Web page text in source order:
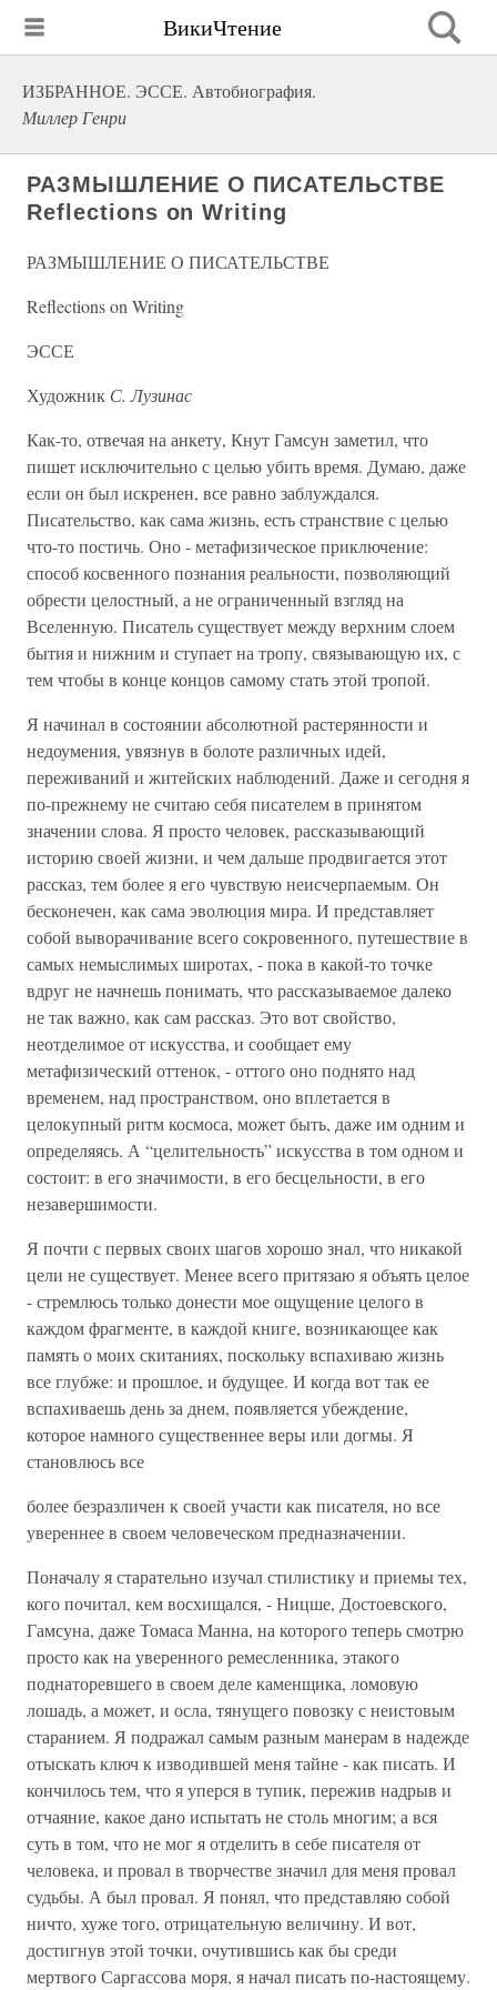
ВикиЧтение
ИЗБРАННОЕ. ЭССЕ. Автобиография.
Миллер Генри
РАЗМЫШЛЕНИЕ О ПИСАТЕЛЬСТВЕ
Reflections on Writing
РАЗМЫШЛЕНИЕ О ПИСАТЕЛЬСТВЕ
Reflections on Writing
ЭССЕ
Художник С. Лузинас
Как-то, отвечая на анкету, Кнут Гамсун заметил, что
пишет исключительно с целью убить время. Думаю, даже
если он был искренен, все равно заблуждался.
Писательство, как сама жизнь, есть странствие с целью
что-то постичь. Оно - метафизическое приключение:
способ косвенного познания реальности, позволяющий
обрести целостный, а не ограниченный взгляд на
Вселенную. Писатель существует между верхним слоем
бытия и нижним и ступает на тропу, связывающую их, с
тем чтобы в конце концов самому стать этой тропой.
Я начинал в состоянии абсолютной растерянности и
недоумения, увязнув в болоте различных идей,
переживаний и житейских наблюдений. Даже и сегодня я
по-прежнему не считаю себя писателем в принятом
значении слова. Я просто человек, рассказывающий
историю своей жизни, и чем дальше продвигается этот
рассказ, тем более я его чувствую неисчерпаемым. Он
бесконечен, как сама эволюция мира. И представляет
собой выворачивание всего сокровенного, путешествие в
самых немыслимых широтах, - пока в какой-то точке
вдруг не начнешь понимать, что рассказываемое далеко
не так важно, как сам рассказ. Это вот свойство,
неотделимое от искусства, и сообщает ему
метафизический оттенок, - оттого оно поднято над
временем, над пространством, оно вплетается в
целокупный ритм космоса, может быть, даже им одним и
определяясь. А “целительность” искусства в том одном и
состоит: в его значимости, в его бесцельности, в его
незавершимости.
Я почти с первых своих шагов хорошо знал, что никакой
цели не существует. Менее всего притязаю я объять целое
- стремлюсь только донести мое ощущение целого в
каждом фрагменте, в каждой книге, возникающее как
память о моих скитаниях, поскольку вспахиваю жизнь
все глубже: и прошлое, и будущее. И когда вот так ее
вспахиваешь день за днем, появляется убеждение,
которое намного существеннее веры или догмы. Я
становлюсь все
более безразличен к своей участи как писателя, но все
увереннее в своем человеческом предназначении.
Поначалу я старательно изучал стилистику и приемы тех,
кого почитал, кем восхищался, - Ницше, Достоевского,
Гамсуна, даже Томаса Манна, на которого теперь смотрю
просто как на уверенного ремесленника, этакого
поднаторевшего в своем деле каменщика, ломовую
лошадь, а может, и осла, тянущего повозку с неистовым
старанием. Я подражал самым разным манерам в надежде
отыскать ключ к изводившей меня тайне - как писать. И
кончилось тем, что я уперся в тупик, пережив надрыв и
отчаяние, какое дано испытать не столь многим; а вся
суть в том, что не мог я отделить в себе писателя от
человека, и провал в творчестве значил для меня провал
судьбы. А был провал. Я понял, что представляю собой
ничто, хуже того, отрицательную величину. И вот,
достигнув этой точки, очутившись как бы среди
мертвого Саргассова моря, я начал писать по-настоящему.